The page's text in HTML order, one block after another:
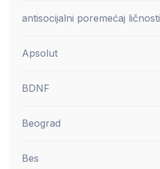
antisocijalni poremećaj ličnosti
Apsolut
BDNF
Beograd
Bes